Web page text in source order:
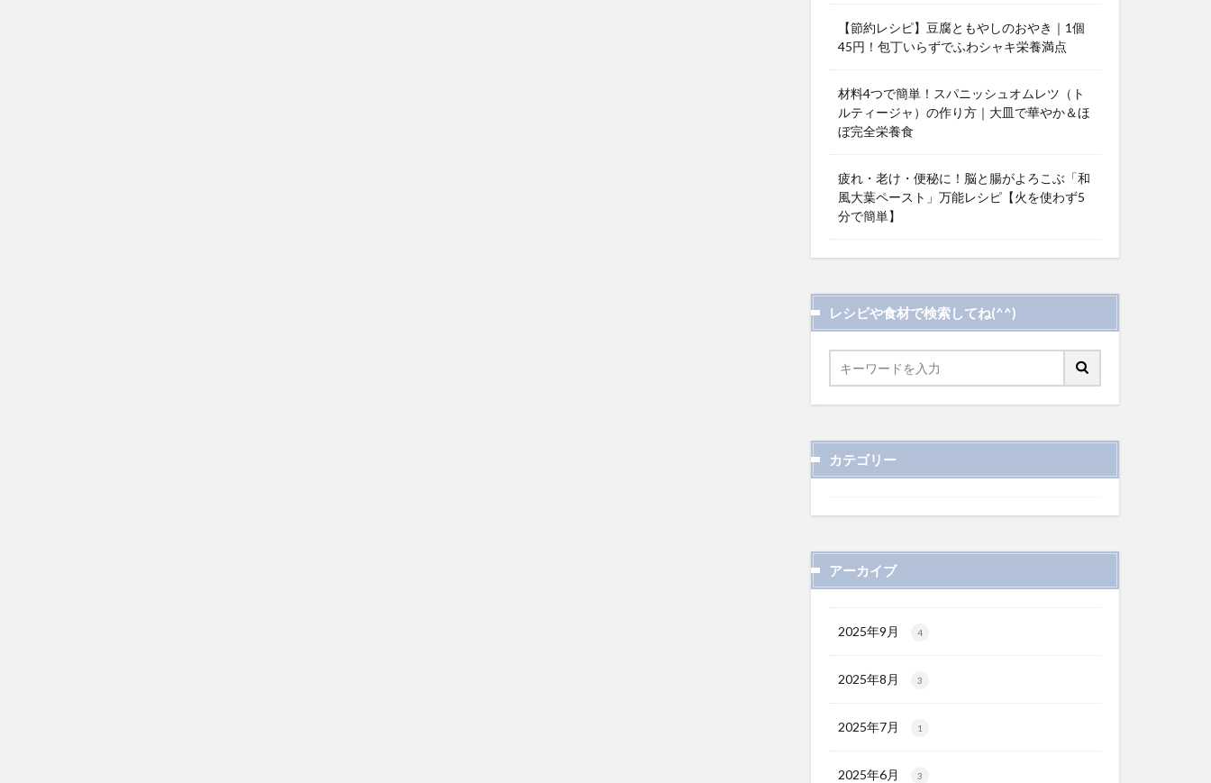
【節約レシピ】豆腐ともやしのおやき｜1個
45円！包丁いらずでふわシャキ栄養満点
材料4つで簡単！スパニッシュオムレツ（ト
ルティージャ）の作り方｜大皿で華やか＆ほ
ぼ完全栄養食
疲れ・老け・便秘に！脳と腸がよろこぶ「和
風大葉ペースト」万能レシピ【火を使わず5
分で簡単】
レシピや食材で検索してね(^^)
カテゴリー
アーカイブ
2025年9月 4
2025年8月 3
2025年7月 1
2025年6月 3